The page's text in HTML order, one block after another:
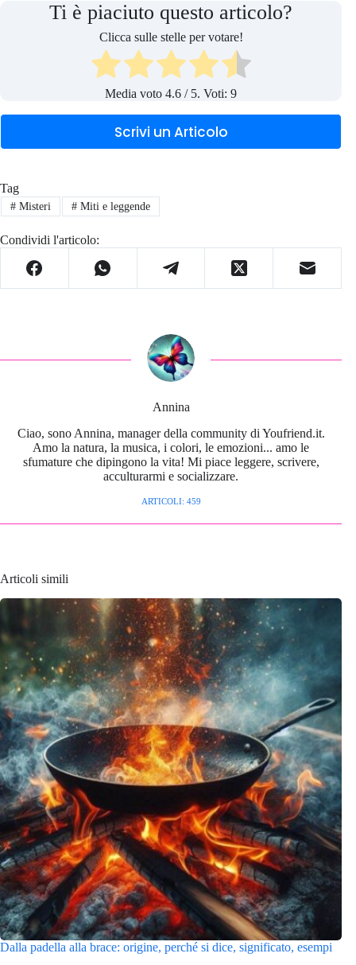
Ti è piaciuto questo articolo?
Clicca sulle stelle per votare!
Media voto4.6 / 5. Voti:9
Scrivi un Articolo
Tag
#Misteri #Miti e leggende
Condividi l'articolo:
Annina
Ciao, sono Annina, manager della community di Youfriend.it.
Amo la natura, la musica, i colori, le emozioni... amo le
sfumature che dipingono la vita! Mi piace leggere, scrivere,
acculturarmi e socializzare.
ARTICOLI: 459
Articoli simili
Dalla padella alla brace: origine, perché si dice, significato, esempi